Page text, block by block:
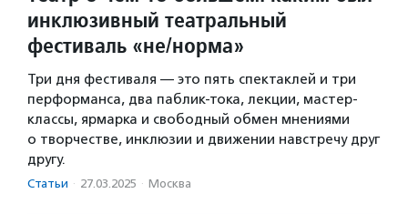
инклюзивный театральный
фестиваль «не/норма»
Три дня фестиваля — это пять спектаклей и три
перформанса, два паблик-тока, лекции, мастер-
классы, ярмарка и свободный обмен мнениями
о творчестве, инклюзии и движении навстречу друг
другу.
Статьи · 27.03.2025 · Москва